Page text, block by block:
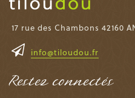
17 rue des Chambons 42160
info@tiloudou.fr
Restez connectés